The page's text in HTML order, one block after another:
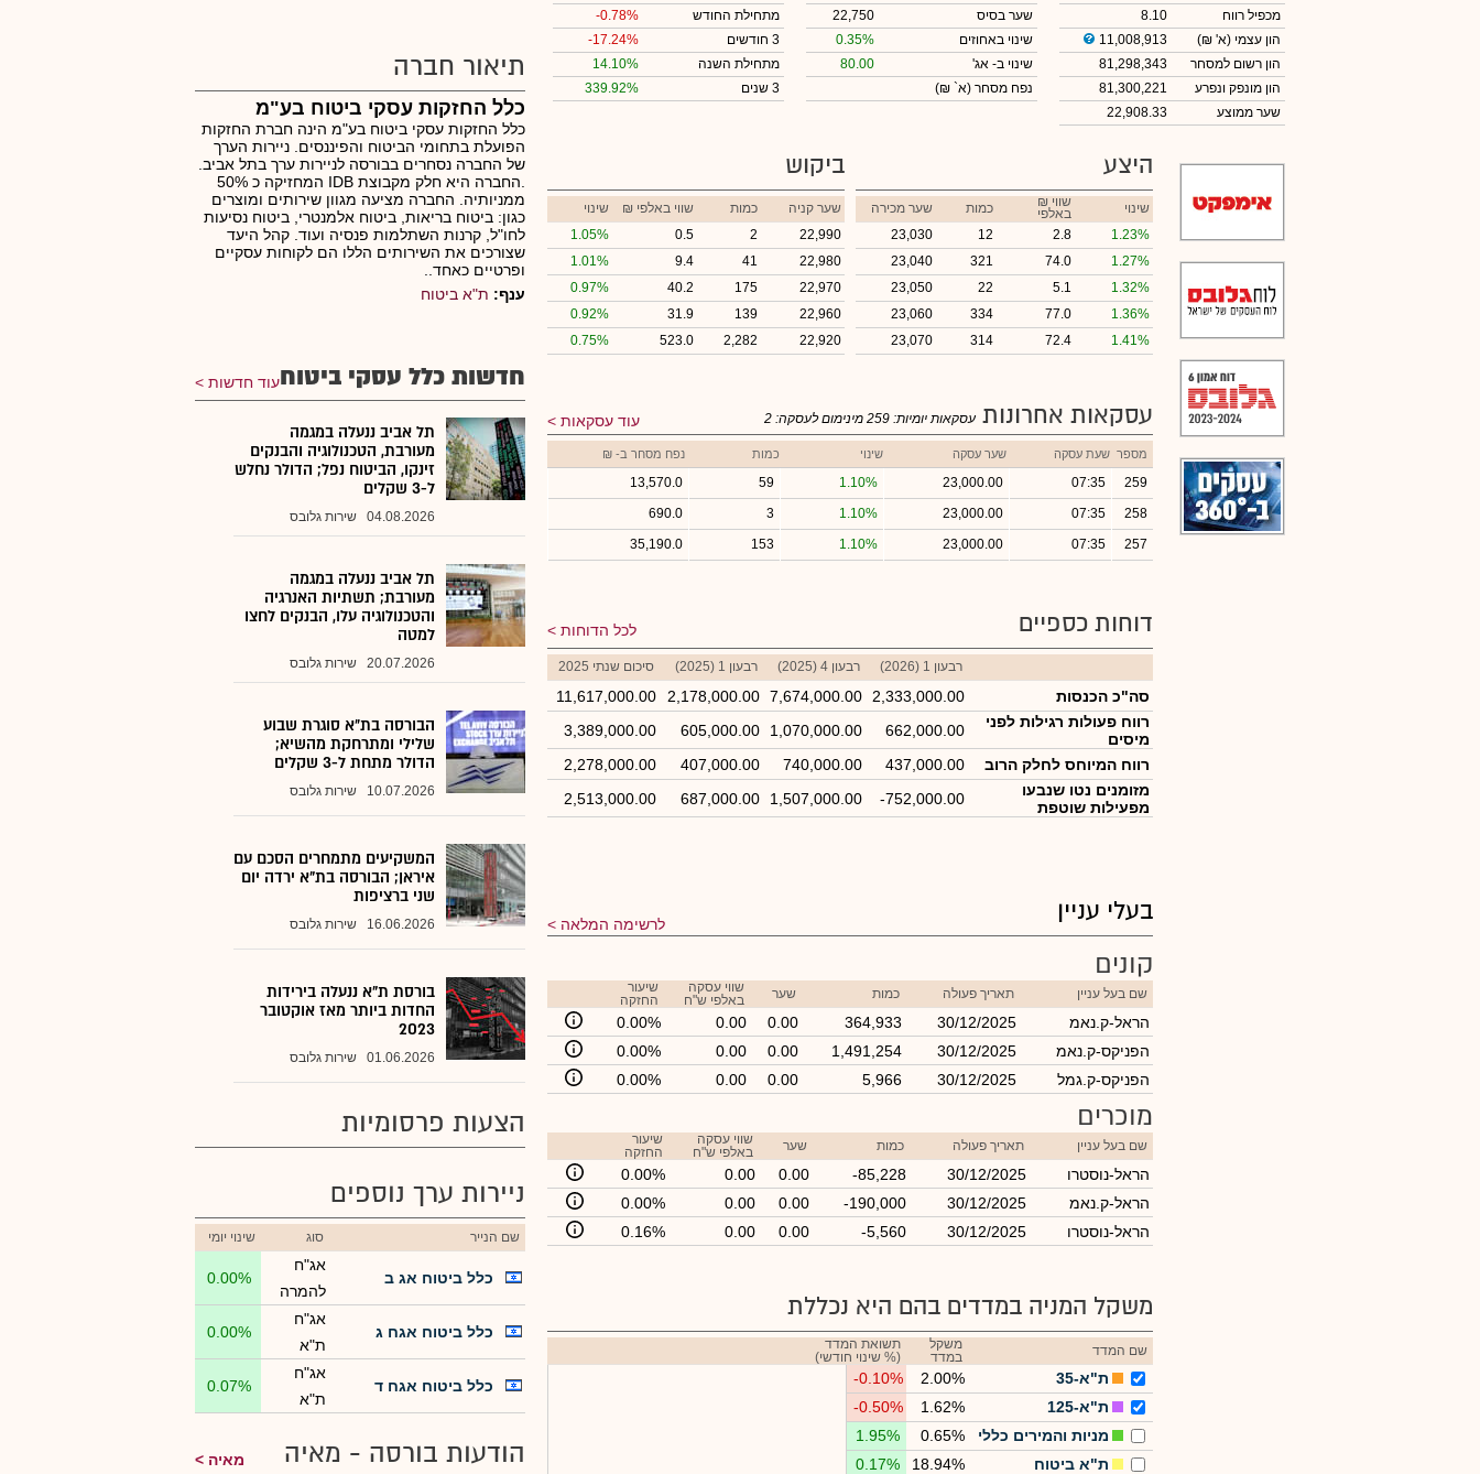
מכפיל רווח
8.10
הון עצמי (א' ₪)
11,008,913
הון רשום למסחר
81,298,343
הון מונפק ונפרע
81,300,221
שער ממוצע
22,908.33
שער בסיס
22,750
שינוי באחוזים
0.35%
שינוי ב- אג'
80.00
נפח מסחר (א` ₪)
מתחילת החודש
-0.78%
3 חודשים
-17.24%
מתחילת השנה
14.10%
3 שנים
339.92%
היצע
שינוי ₪ שווי
באלפי כמות
שער מכירה
1.23%
2.8
12
23,030
1.27%
74.0
321
23,040
1.32%
5.1
22
23,050
1.36%
77.0
334
23,060
1.41%
72.4
314
23,070
ביקוש
שער קניה כמות ₪ שווי באלפי
שינוי
22,990
2
0.5
1.05%
22,980
41
9.4
1.01%
22,970
175
40.2
0.97%
22,960
139
31.9
0.92%
22,920
2,282
523.0
0.75%
עסקאות אחרונות עוד עסקאות עסקאות יומיות: 259 מינימום לעסקה: 2
מספר שעת עסקה שער עסקה שינוי כמות נפח מסחר ב- ₪
259
07:35
23,000.00
1.10%
59
13,570.0
258
07:35
23,000.00
1.10%
3
690.0
257
07:35
23,000.00
1.10%
153
35,190.0
דוחות כספיים לכל הדוחות
רבעון 1 (2026) רבעון 4 (2025) רבעון 1 (2025) סיכום שנתי 2025
סה"כ הכנסות 2,333,000.00
7,674,000.00
2,178,000.00
11,617,000.00
רווח פעולות רגילות לפני
מיסים
662,000.00
1,070,000.00
605,000.00
3,389,000.00
רווח המיוחס לחלק הרוב
437,000.00
740,000.00
407,000.00
2,278,000.00
מזומנים נטו שנבעו
מפעילות שוטפת
-752,000.00
1,507,000.00
687,000.00
2,513,000.00
בעלי עניין לרשימה המלאה
קונים
שם בעל עניין תאריך פעולה כמות שער
שווי עסקה
באלפי ש"ח
שיעור
החזקה
הראל-ק.נאמ 30/12/2025
364,933
0.00
0.00
0.00%
הפניקס-ק.נאמ
30/12/2025
1,491,254
0.00
0.00
0.00%
הפניקס-ק.גמל
30/12/2025
5,966
0.00
0.00
0.00%
מוכרים
שם בעל עניין תאריך פעולה כמות שער
שווי עסקה
באלפי ש"ח
שיעור
החזקה
הראל-נוסטרו 30/12/2025
-85,228
0.00
0.00
0.00%
הראל-ק.נאמ
30/12/2025
-190,000
0.00
0.00
0.00%
הראל-נוסטרו
30/12/2025
-5,560
0.00
0.00
0.16%
משקל המניה במדדים בהם היא נכללת
שם המדד
משקל
במדד
תשואת המדד
(% שינוי חודשי)
ת"א-35 2.00%
-0.10%
ת"א-125
1.62%
-0.50%
מניות והמירים כללי
0.65%
1.95%
ת"א ביטוח
18.94%
0.17%
תיאור חברה
כלל החזקות עסקי ביטוח בע"מ
כלל החזקות עסקי ביטוח בע"מ הינה חברת החזקות
הפועלת בתחומי הביטוח והפיננסים. ניירות הערך
של החברה נסחרים בבורסה לניירות ערך בתל אביב.
.החברה היא חלק מקבוצת IDB המחזיקה כ 50%
ממניותיה. החברה מציעה מגוון שירותים ומוצרים
כגון: ביטוח בריאות, ביטוח אלמנטרי, ביטוח נסיעות
לחו"ל, קרנות השתלמות פנסיה ועוד. קהל היעד
שצורכים את השירותים הללו הם לקוחות עסקיים
ופרטיים כאחד..
ענף: ת"א ביטוח
חדשות כלל עסקי ביטוחעוד חדשות
תל אביב ננעלה במגמה
מעורבת, הטכנולוגיה והבנקים
זינקו, הביטוח נפל; הדולר נחלש
ל-3 שקלים
04.08.2026 שירות גלובס
תל אביב ננעלה במגמה
מעורבת; תשתיות האנרגיה
והטכנולוגיה עלו, הבנקים לחצו
למטה
20.07.2026 שירות גלובס
הבורסה בת״א סוגרת שבוע
שלילי ומתרחקת מהשיא;
הדולר מתחת ל-3 שקלים
10.07.2026 שירות גלובס
המשקיעים מתמחרים הסכם עם
איראן; הבורסה בת"א ירדה יום
שני ברציפות
16.06.2026 שירות גלובס
בורסת ת"א ננעלה בירידות
החדות ביותר מאז אוקטובר
2023
01.06.2026 שירות גלובס
הצעות פרסומיות
ניירות ערך נוספים
שם הנייר סוג שינוי יומי
כלל ביטוח אג ב
אג"ח
להמרה
0.00%
כלל ביטוח אגח ג
אג"ח
ת"א
0.00%
כלל ביטוח אגח ד
אג"ח
ת"א
0.07%
הודעות בורסה - מאיה מאיה